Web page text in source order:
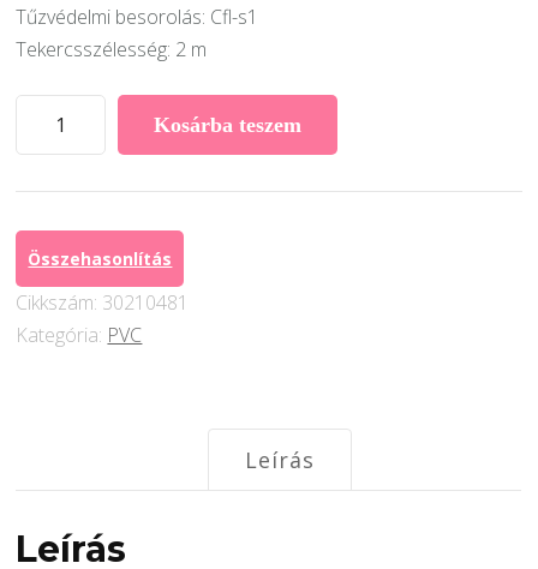
Tűzvédelmi besorolás: Cfl-s1
Tekercsszélesség: 2 m
mennyiség
Kosárba teszem
Összehasonlítás
Cikkszám: 30210481
Kategória: PVC
Leírás
Leírás